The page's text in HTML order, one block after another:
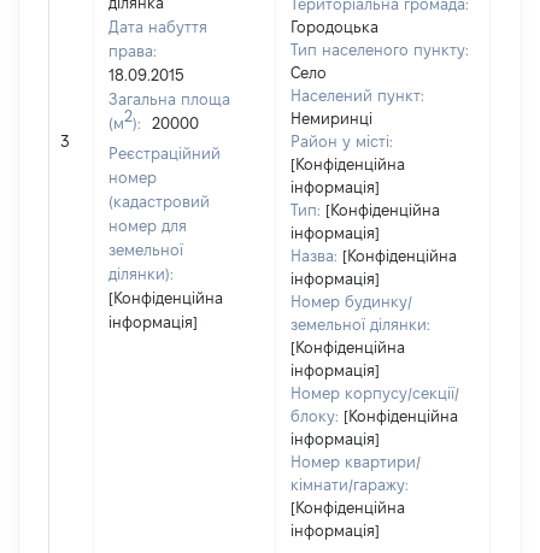
3
Дата набуття
права:
18.09.2015
Загальна площа
(м2):
20000
Реєстраційний
номер
(кадастровий
номер для
земельної
ділянки):
[Конфіденційна
інформація]
Територіальна громада:
Городоцька
Тип населеного пункту:
Село
Населений пункт:
Немиринці
Район у місті:
[Конфіденційна
інформація]
Тип: [Конфіденційна
інформація]
Назва: [Конфіденційна
інформація]
Номер будинку/
земельної ділянки:
[Конфіденційна
інформація]
Номер корпусу/секції/
блоку: [Конфіденційна
інформація]
Номер квартири/
кімнати/гаражу:
[Конфіденційна
інформація]